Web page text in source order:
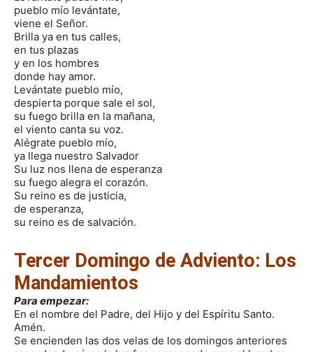
pueblo mío levántate,
viene el Señor.
Brilla ya en tus calles,
en tus plazas
y en los hombres
donde hay amor.
Levántate pueblo mío,
despierta porque sale el sol,
su fuego brilla en la mañana,
el viento canta su voz.
Alégrate pueblo mío,
ya llega nuestro Salvador
Su luz nos llena de esperanza
su fuego alegra el corazón.
Su reino es de justicia,
de esperanza,
su reino es de salvación.
Tercer Domingo de Adviento: Los
Mandamientos
Para empezar:
En el nombre del Padre, del Hijo y del Espíritu Santo.
Amén.
Se encienden las dos velas de los domingos anteriores